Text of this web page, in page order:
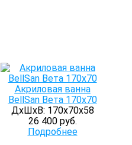
Акриловая ванна
BellSan Вета 170х70
ДхШхВ: 170х70х58
26 400 руб.
Подробнее